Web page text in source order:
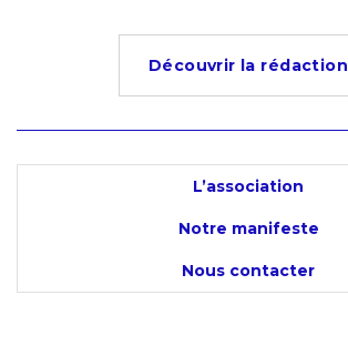
Découvrir la rédaction
L’association
Notre manifeste
Nous contacter